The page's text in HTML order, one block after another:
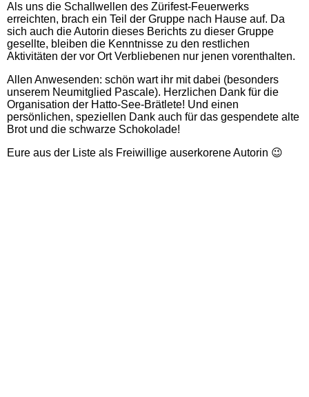
Als uns die Schallwellen des Zürifest-Feuerwerks
erreichten, brach ein Teil der Gruppe nach Hause auf. Da
sich auch die Autorin dieses Berichts zu dieser Gruppe
gesellte, bleiben die Kenntnisse zu den restlichen
Aktivitäten der vor Ort Verbliebenen nur jenen vorenthalten.
Allen Anwesenden: schön wart ihr mit dabei (besonders
unserem Neumitglied Pascale). Herzlichen Dank für die
Organisation der Hatto-See-Brätlete! Und einen
persönlichen, speziellen Dank auch für das gespendete alte
Brot und die schwarze Schokolade!
Eure aus der Liste als Freiwillige auserkorene Autorin 😉